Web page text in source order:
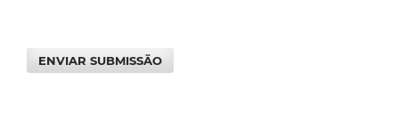
ENVIAR SUBMISSÃO